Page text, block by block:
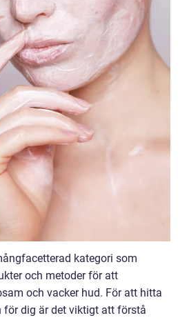
kategori som
och metoder för att
och vacker hud. För att hitta
för dig är det viktigt att förstå